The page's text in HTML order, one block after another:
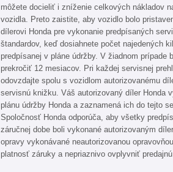
môžete docieliť i zníženie celkových nákladov
vozidla. Preto zaistite, aby vozidlo bolo
dílerovi Honda pre vykonanie predpísaných
štandardov, keď dosiahnete počet najedených
predpísanej v pláne údržby. V žiadnom prípade
prekročiť 12 mesiacov. Pri každej servisnej
odovzdajte spolu s vozidlom autorizovanému
servisnú knižku. Váš autorizovaný díler Honda
plánu údržby Honda a zaznamená ich do tejto
Spoločnosť Honda odporúča, aby všetky
záručnej dobe boli vykonané autorizovaným
opravy vykonávané neautorizovanou
platnosť záruky a nepriaznivo ovplyvniť